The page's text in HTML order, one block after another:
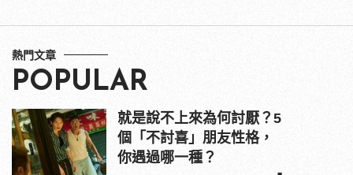
熱門文章
POPULAR
就是說不上來為何討厭？5
個「不討喜」朋友性格，
你遇過哪一種？